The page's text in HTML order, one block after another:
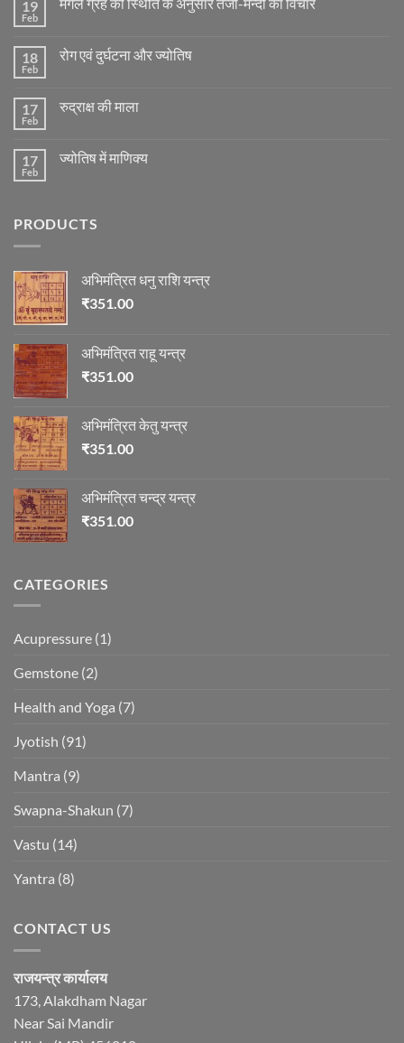
19
Feb
मंगल ग्रह की स्थिति के अनुसार तेजी-मन्दी का विचार
मंगल
के
अनुसार
विचार
18
Feb
रोग एवं दुर्घटना और ज्योतिष
रोग
ज्योतिष
17
Feb
रुद्राक्ष की माला
रुद्राक्ष
17
Feb
ज्योतिष में माणिक्य
में
PRODUCTS
अभिमंत्रित धनु राशि यन्त्र
₹351.00
अभिमंत्रित राहू यन्त्र
₹351.00
अभिमंत्रित केतु यन्त्र
₹351.00
अभिमंत्रित चन्द्र यन्त्र
₹351.00
CATEGORIES
Acupressure (1)
Gemstone (2)
Health and Yoga (7)
Jyotish (91)
Mantra (9)
Swapna-Shakun (7)
Vastu (14)
Yantra (8)
CONTACT US
राजयन्त्र कार्यालय
173, Alakdham Nagar
Near Sai Mandir